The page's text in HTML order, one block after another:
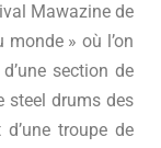
Mawazine de
monde » où l’on
section de
steel drums des
d’une troupe de